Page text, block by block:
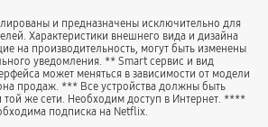
и предназначены исключительно для
Характеристики внешнего вида и дизайна
на производительность, могут быть изменены
уведомления. ** Smart сервис и вид
может меняться в зависимости от модели
продаж. *** Все устройства должны быть
же сети. Необходим доступ в Интернет. ****
подписка на Netflix.